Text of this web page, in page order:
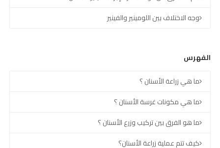
وجه الاختلاف بين اللومينير والفينير
الفهرس
ما هي زراعة الأسنان ؟
ما هي مكونات غرسة الأسنان ؟
ما هو الفرق بين تركيب وزرع الأسنان ؟
كيف تتم عملية زراعة الأسنان؟